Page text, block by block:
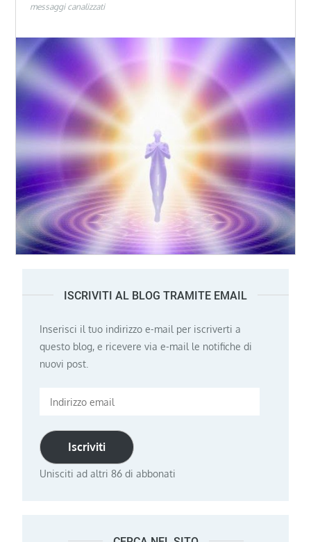
messaggi canalizzati
ISCRIVITI AL BLOG TRAMITE EMAIL
Inserisci il tuo indirizzo e-mail per iscriverti a
questo blog, e ricevere via e-mail le notifiche di
nuovi post.
Indirizzo
Iscriviti
Unisciti ad altri 86 di abbonati